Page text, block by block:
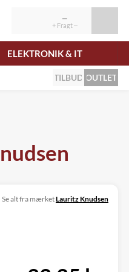
ELEKTRONIK & IT
TILBUD OUTLET
Se alt fra mærketLauritz Knudsen